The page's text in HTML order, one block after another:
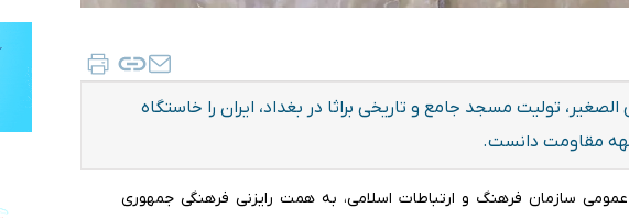
تولیت مسجد جامع و تاریخی براثا در بغداد، ایران را خاستگاه
مقاومت دانست.
عمومی سازمان فرهنگ و ارتباطات اسلامی، به همت رایزنی فرهنگی جمهوری